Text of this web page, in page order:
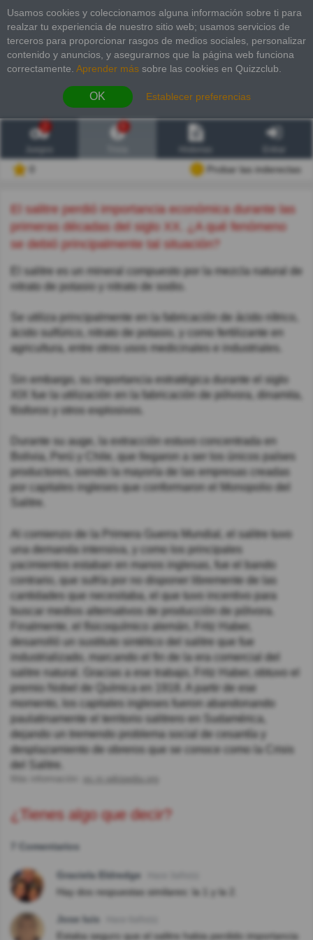
Usamos cookies y coleccionamos alguna información sobre ti para
realzar tu experiencia de nuestro sitio web; usamos servicios de
terceros para proporcionar rasgos de medios sociales, personalizar
contenido y anuncios, y asegurarnos que la página web funciona
correctamente. Aprender más sobre las cookies en Quizzclub.
OK Establecer preferencias
2
Probar las inderectas
El salitre perdió importancia económica durante las
primeras décadas del siglo XX. ¿A qué fenómeno
se debió principalmente tal situación?
El salitre es un mineral compuesto por la mezcla natural de
nitrato de potasio y nitrato de sodio.
Se utiliza principalmente en la fabricación de ácido nítrico,
ácido sulfúrico, nitrato de potasio, y como fertilizante en
agricultura, entre otros usos medicinales e industriales.
Sin embargo, su importancia estratégica durante el siglo
XIX fue la utilización en la fabricación de pólvora, dinamita,
fósforos y otros explosivos.
Durante su auge, la extracción estuvo concentrada en
Bolivia, Perú y Chile, que llegaron a ser los únicos países
productores, siendo la mayoría de las empresas creadas
por capitales ingleses que conformaron el Monopolio del
Salitre.
Al comienzo de la Primera Guerra Mundial, el salitre tuvo
una demanda intensiva, y como los principales
yacimientos estaban en manos inglesas, fue el bando
contrario, que sufría por no disponer libremente de las
cantidades que necesitaba, el que tuvo incentivo para
buscar medios alternativos de producción de pólvora.
Finalmente, el físicoquímico alemán, Fritz Haber,
desarrolló un sustituto sintético del salitre que fue
industrializado, marcando el fin de la era comercial del
salitre natural. Gracias a ese trabajo, Fritz Haber, obtuvo el
premio Nobel de Química en 1918. A partir de ese
momento, los capitales ingleses fueron abandonando
paulatinamente el territorio salitrero en Sudamérica,
dejando un tremendo problema social de cesantía y
desplazamiento de obreros que se conoce como la Crisis
del Salitre.
es.m.wikipedia.org
¿Tienes algo que decir?
7 Comentarios
Graciela Eldredge
Hay dos respuestas similares: la 1 y la 2.
Jose luis
Estaba seguro que el salitre habia perdido importancia